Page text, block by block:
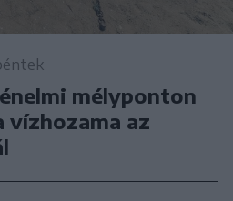
mélyponton
vízhozama az